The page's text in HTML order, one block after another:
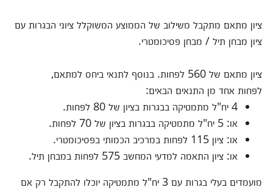
ציון מתאם מתקבל משילוב של הממוצע המשוקלל ציוני הבגרות עם
ציון מבחן תיל / מבחן פסיכומטרי.
ציון מתאם של 560 לפחות. בנוסף לתנאי ביחס למתאם,
לפחות אחד מן התנאים הבאים:
4 יח"ל מתמטיקה בבגרות בציון של 80 לפחות.
או: 5 יח"ל מתמטיקה בבגרות בציון של 70 לפחות.
או: ציון 115 לפחות במרכיב הכמותי בפסיכומטרי.
או: ציון התאמה למדעי המחשב 575 לפחות במבחן תיל.
מועמדים בעלי בגרות עם 3 יח"ל מתמטיקה יוכלו להתקבל רק אם